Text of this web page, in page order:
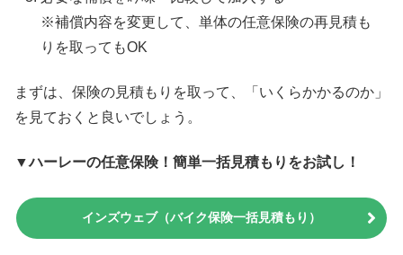
※補償内容を変更して、単体の任意保険の再見積も
りを取ってもOK
まずは、保険の見積もりを取って、「いくらかかるのか」
を見ておくと良いでしょう。
▼ハーレーの任意保険！簡単一括見積もりをお試し！
インズウェブ（バイク保険一括見積もり）